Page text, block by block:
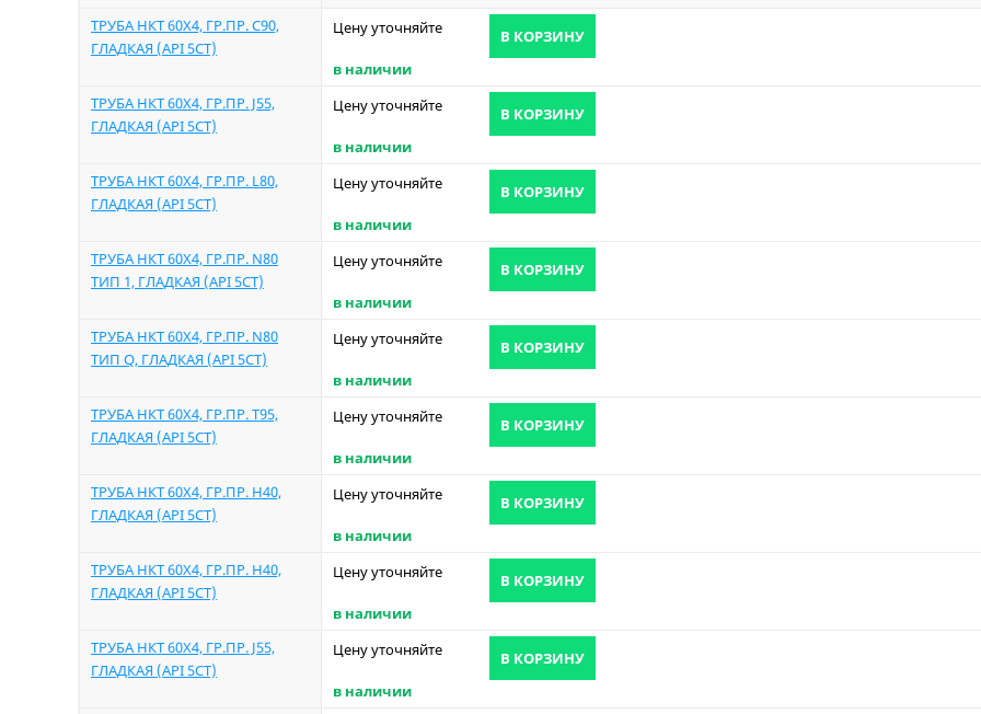
ТРУБА НКТ 60Х4, ГР.ПР. C90,
ГЛАДКАЯ (API 5CT)
Цену уточняйте
В КОРЗИНУ
в наличии
ТРУБА НКТ 60Х4, ГР.ПР. J55,
ГЛАДКАЯ (API 5CT)
Цену уточняйте
В КОРЗИНУ
в наличии
ТРУБА НКТ 60Х4, ГР.ПР. L80,
ГЛАДКАЯ (API 5CT)
Цену уточняйте
В КОРЗИНУ
в наличии
ТРУБА НКТ 60Х4, ГР.ПР. N80
ТИП 1, ГЛАДКАЯ (API 5CT)
Цену уточняйте
В КОРЗИНУ
в наличии
ТРУБА НКТ 60Х4, ГР.ПР. N80
ТИП Q, ГЛАДКАЯ (API 5CT)
Цену уточняйте
В КОРЗИНУ
в наличии
ТРУБА НКТ 60Х4, ГР.ПР. T95,
ГЛАДКАЯ (API 5CT)
Цену уточняйте
В КОРЗИНУ
в наличии
ТРУБА НКТ 60Х4, ГР.ПР. Н40,
ГЛАДКАЯ (API 5CT)
Цену уточняйте
В КОРЗИНУ
в наличии
ТРУБА НКТ 60Х4, ГР.ПР. Н40,
ГЛАДКАЯ (API 5CT)
Цену уточняйте
В КОРЗИНУ
в наличии
ТРУБА НКТ 60Х4, ГР.ПР. J55,
ГЛАДКАЯ (API 5CT)
Цену уточняйте
В КОРЗИНУ
в наличии